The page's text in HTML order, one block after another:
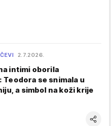
2.7.2026.
intimi oborila
Teodora se snimala u
a simbol na koži krije